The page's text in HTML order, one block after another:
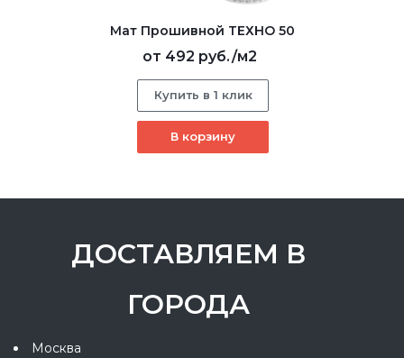
Мат Прошивной ТЕХНО 50
от 492 руб./м2
Купить в 1 клик
В корзину
ДОСТАВЛЯЕМ В
ГОРОДА
Москва